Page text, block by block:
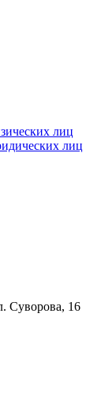
лиц
лиц
Суворова, 16